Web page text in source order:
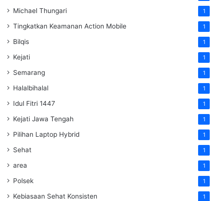
Michael Thungari 1
Tingkatkan Keamanan Action Mobile 1
Bilqis 1
Kejati 1
Semarang 1
Halalbihalal 1
Idul Fitri 1447 1
Kejati Jawa Tengah 1
Pilihan Laptop Hybrid 1
Sehat 1
area 1
Polsek 1
Kebiasaan Sehat Konsisten 1